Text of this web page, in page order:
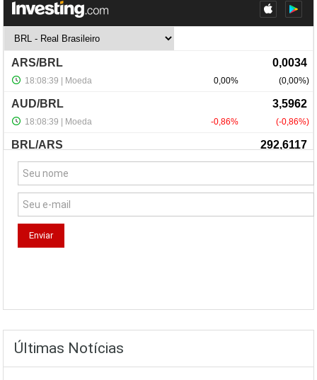
NewsLetter
Últimas Notícias